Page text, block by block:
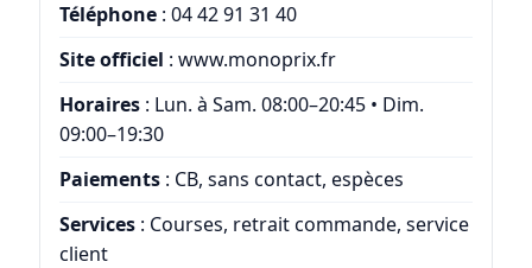
Téléphone: 04 42 91 31 40
Site officiel : www.monoprix.fr
Horaires: Lun. à Sam. 08:00–20:45 • Dim.
09:00–19:30
Paiements: CB, sans contact, espèces
Services: Courses, retrait commande, service
client